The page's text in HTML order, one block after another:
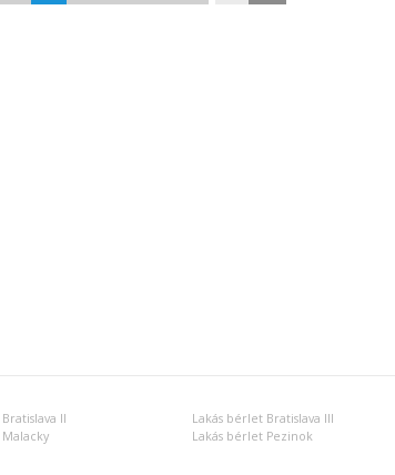
II Lakás bérlet Bratislava III
Lakás bérlet Pezinok